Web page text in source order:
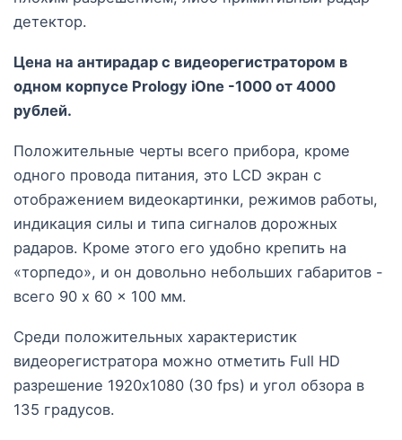
детектор.
Цена на антирадар с видеорегистратором в
одном корпусе Prology iOne -1000 от 4000
рублей.
Положительные черты всего прибора, кроме
одного провода питания, это LCD экран с
отображением видеокартинки, режимов работы,
индикация силы и типа сигналов дорожных
радаров. Кроме этого его удобно крепить на
«торпедо», и он довольно небольших габаритов -
всего 90 x 60 x 100 мм.
Среди положительных характеристик
видеорегистратора можно отметить Full HD
разрешение 1920x1080 (30 fps) и угол обзора в
135 градусов.